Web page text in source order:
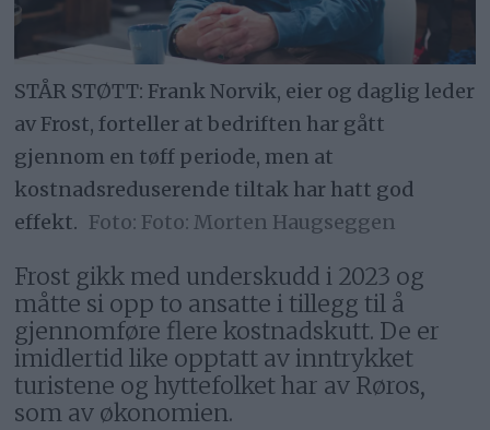
STÅR STØTT: Frank Norvik, eier og daglig leder
av Frost, forteller at bedriften har gått
gjennom en tøff periode, men at
kostnadsreduserende tiltak har hatt god
effekt.
Foto: Morten Haugseggen
Frost gikk med underskudd i 2023 og
måtte si opp to ansatte i tillegg til å
gjennomføre flere kostnadskutt. De er
imidlertid like opptatt av inntrykket
turistene og hyttefolket har av Røros,
som av økonomien.